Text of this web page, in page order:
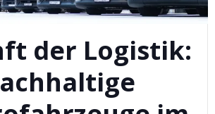
der Logistik: